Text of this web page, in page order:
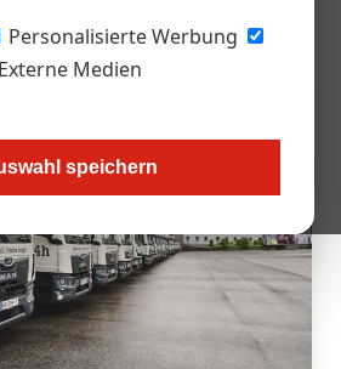
Personalisierte Werbung
Externe Medien
speichern